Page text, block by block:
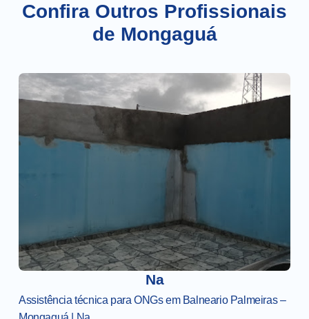
Confira Outros Profissionais
de Mongaguá
Na
Assistência técnica para ONGs em Balneario Palmeiras –